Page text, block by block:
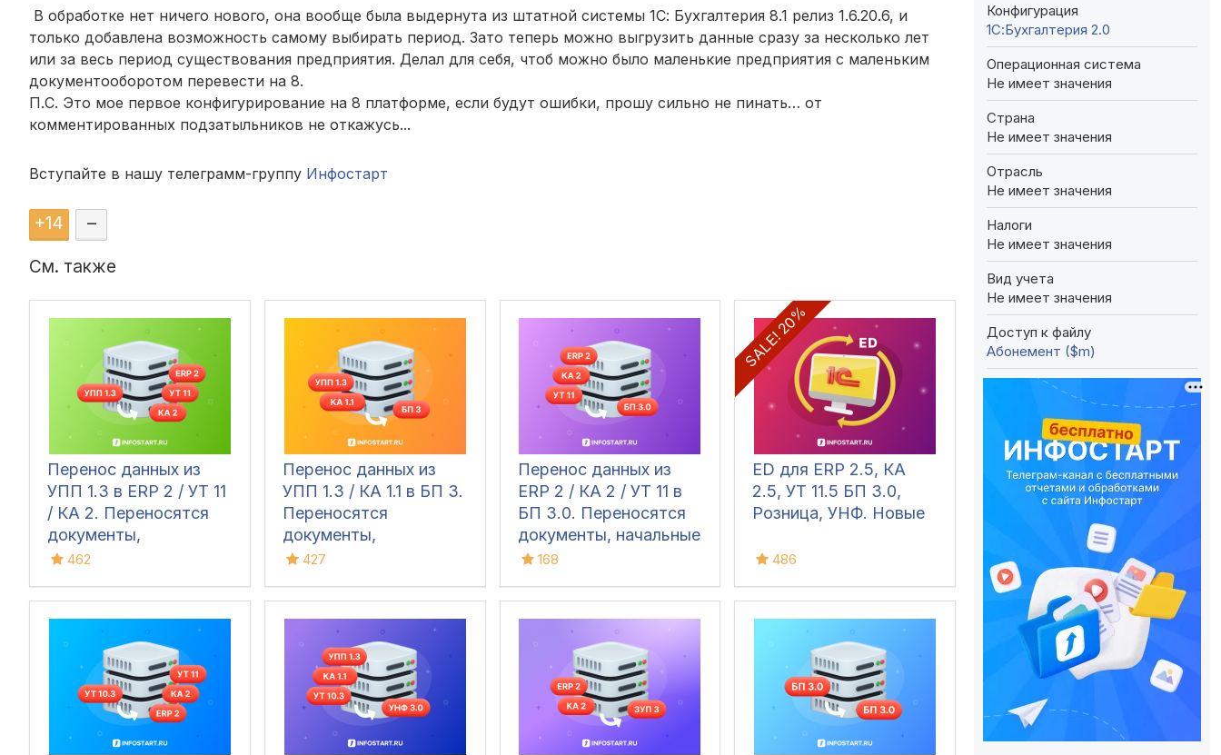
В обработке нет ничего нового, она вообще была выдернута из штатной системы 1С: Бухгалтерия 8.1 релиз 1.6.20.6, и
только добавлена возможность самому выбирать период. Зато теперь можно выгрузить данные сразу за несколько лет
или за весь период существования предприятия. Делал для себя, чтоб можно было маленькие предприятия с маленьким
документооборотом перевести на 8.
П.С. Это мое первое конфигурирование на 8 платформе, если будут ошибки, прошу сильно не пинать… от
комментированных подзатыльников не откажусь...
Вступайте в нашу телеграмм-группу Инфостарт
+14 –
См. также
Перенос данных из
УПП 1.3 в ERP 2 / УТ 11
/ КА 2. Переносятся
документы,
справочная
462
Перенос данных из
УПП 1.3 / КА 1.1 в БП 3.
Переносятся
документы,
справочники и
427
Перенос данных из
ERP 2 / КА 2 / УТ 11 в
БП 3.0. Переносятся
документы, начальные
остатки и справочники
168
SALE! 20%
ED для ERP 2.5, КА
2.5, УТ 11.5 БП 3.0,
Розница, УНФ. Новые
486
Конфигурация
1С:Бухгалтерия 2.0
Операционная система
Не имеет значения
Страна
Не имеет значения
Отрасль
Не имеет значения
Налоги
Не имеет значения
Вид учета
Не имеет значения
Доступ к файлу
Абонемент ($m)